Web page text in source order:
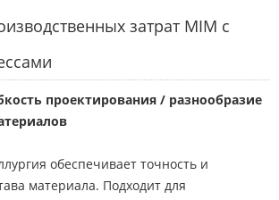
затрат MIM с
проектирования / разнообразие
обеспечивает точность и
материала. Подходит для